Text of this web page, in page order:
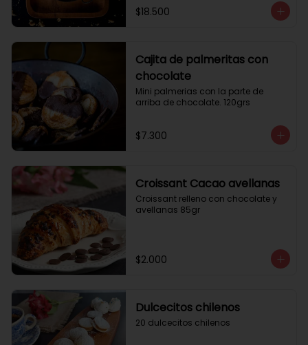
$18.500
Cajita de palmeritas con
chocolate
Mini palmerias con la parte de
arriba de chocolate. 120grs
$7.300
Croissant Cacao avellanas
Croissant relleno con chocolate y
avellanas 85gr
$2.000
Dulcecitos chilenos
20 dulcecitos chilenos